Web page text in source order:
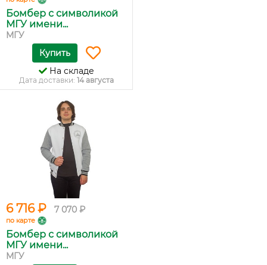
Бомбер с символикой
МГУ имени...
МГУ
Купить
На складе
Дата доставки: 14 августа
6 716 ₽ 7 070 ₽
по карте
Бомбер с символикой
МГУ имени...
МГУ